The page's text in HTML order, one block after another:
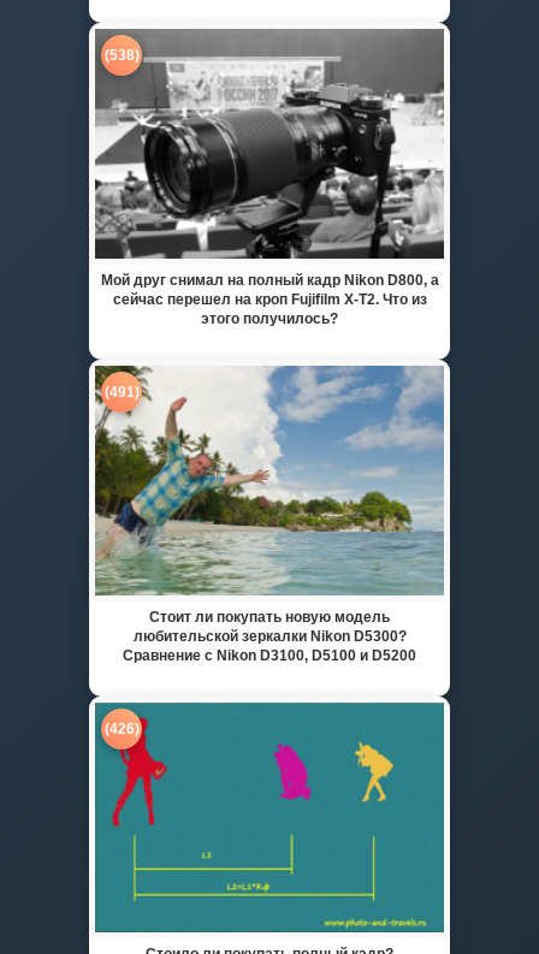
(538)
Мой друг снимал на полный кадр Nikon D800, а
сейчас перешел на кроп Fujifilm X-T2. Что из
этого получилось?
(491)
Стоит ли покупать новую модель
любительской зеркалки Nikon D5300?
Сравнение с Nikon D3100, D5100 и D5200
(426)